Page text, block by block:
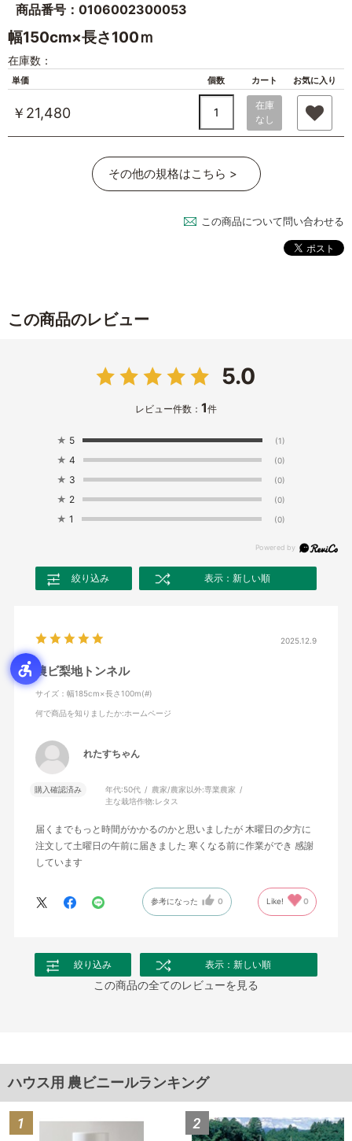
商品番号：0106002300053
幅150cm×長さ100ｍ
在庫数：
単価 個数 カート お気に入り
￥21,480
在庫
なし
その他の規格はこちら >
この商品について問い合わせる
この商品のレビュー
5.0
レビュー件数： 1件
★ 5 (1)
★ 4 (0)
★ 3 (0)
★ 2 (0)
★ 1 (0)
絞り込み 表示：新しい順
2025.12.9
農ビ梨地トンネル
サイズ：幅185cm×長さ100m(#)
何で商品を知りましたか:ホームページ
れたすちゃん
購入確認済み 年代:50代 農家/農家以外:専業農家
主な栽培作物:レタス
届くまでもっと時間がかかるのかと思いましたが 木曜日の夕方に
注文して土曜日の午前に届きました 寒くなる前に作業ができ 感謝
しています
参考になった 0 Like! 0
絞り込み 表示：新しい順
この商品の全てのレビューを見る
ハウス用 農ビニールランキング